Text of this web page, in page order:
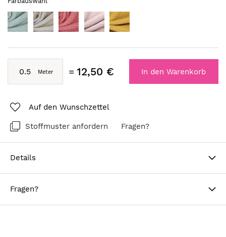
12,50 € In den Warenkorb
Auf den Wunschzettel
Stoffmuster anfordern Fragen?
Details
Fragen?